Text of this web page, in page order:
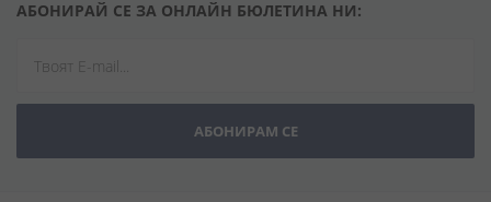
АБОНИРАЙ СЕ ЗА ОНЛАЙН БЮЛЕТИНА НИ:
АБОНИРАМ СЕ